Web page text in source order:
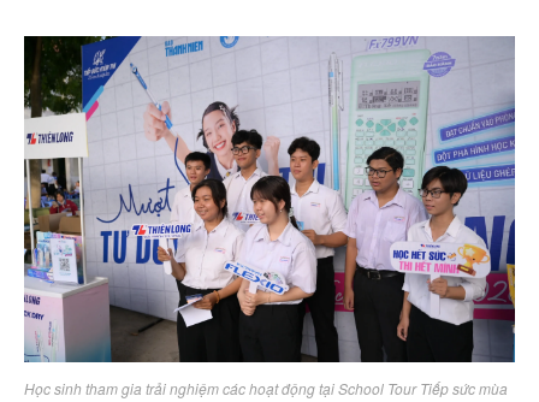
Học sinh tham gia trải nghiệm các hoạt động tại School Tour Tiếp sức mùa
Facebook